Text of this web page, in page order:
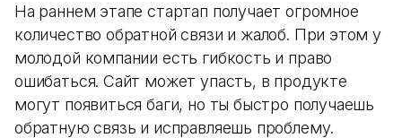
На раннем этапе стартап получает огромное
количество обратной связи и жалоб. При этом у
молодой компании есть гибкость и право
ошибаться. Сайт может упасть, в продукте
могут появиться баги, но ты быстро получаешь
обратную связь и исправляешь проблему.